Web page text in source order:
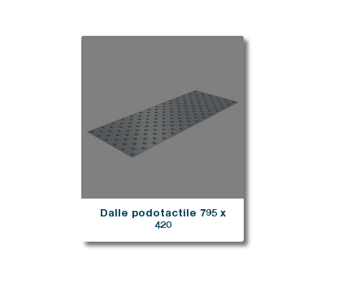
Dalle podotactile 795 x
420